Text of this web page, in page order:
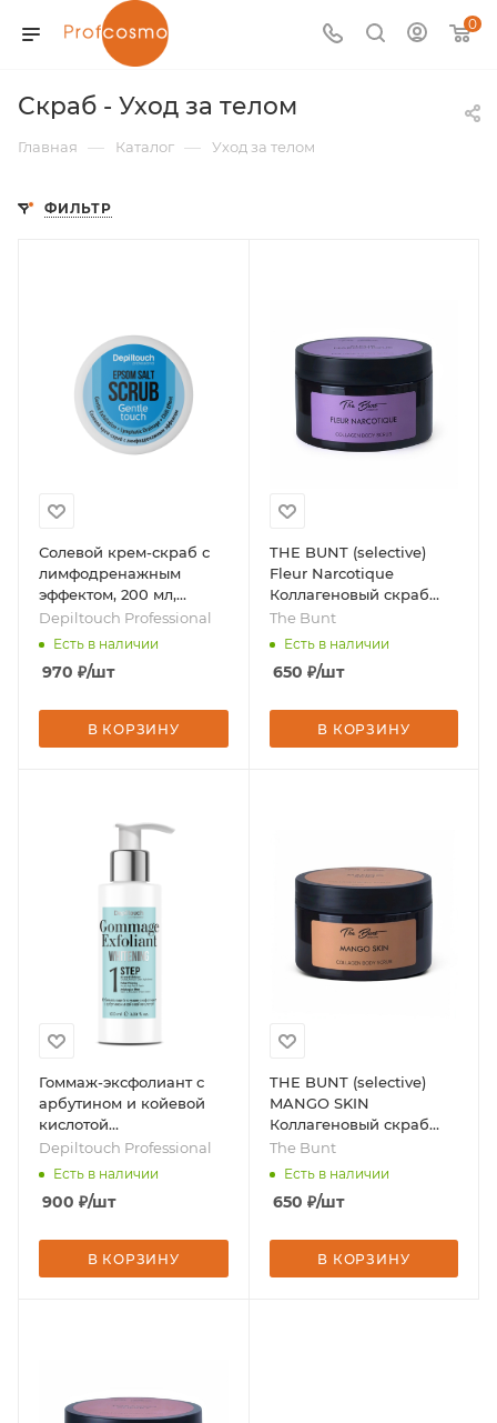
0
Скраб - Уход за телом
Главная — Каталог — Уход за телом
ФИЛЬТР
Солевой крем-скраб с
лимфодренажным
эффектом, 200 мл,
бренд - Depiltouch
Professional
Depiltouch Professional
Есть в наличии
970 ₽/шт
В КОРЗИНУ
THE BUNT (selective)
Fleur Narcotique
Коллагеновый скраб
для тела, 250мл, бренд -
The Bunt
The Bunt
Есть в наличии
650 ₽/шт
В КОРЗИНУ
Гоммаж-эксфолиант с
арбутином и койевой
кислотой
отбеливающий, 100 мл,
бренд - Depiltouch
Depiltouch Professional
Есть в наличии
900 ₽/шт
В КОРЗИНУ
THE BUNT (selective)
MANGO SKIN
Коллагеновый скраб
для тела, 250мл, бренд -
The Bunt
The Bunt
Есть в наличии
650 ₽/шт
В КОРЗИНУ